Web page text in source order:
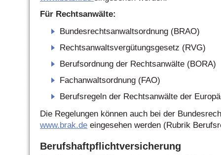
Für Rechtsanwälte:
Bundesrechtsanwaltsordnung (BRAO)
Rechtsanwaltsvergütungsgesetz (RVG)
Berufsordnung der Rechtsanwälte (BORA)
Fachanwaltsordnung (FAO)
Berufsregeln der Rechtsanwälte der
Die Regelungen können auch bei der
www.brak.de eingesehen werden (Rubrik
Berufshaftpflichtversicherung